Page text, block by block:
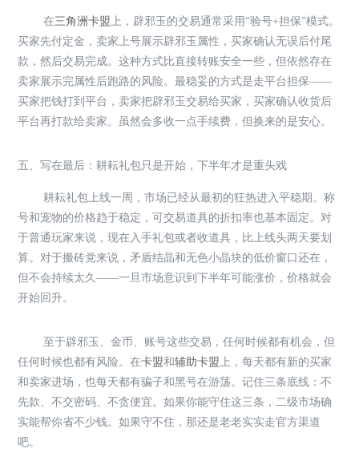
在三角洲卡盟上，辟邪玉的交易通常采用“验号+担保”模式。
买家先付定金，卖家上号展示辟邪玉属性，买家确认无误后付尾
款，然后交易完成。这种方式比直接转账安全一些，但依然存在
卖家展示完属性后跑路的风险。最稳妥的方式是走平台担保——
买家把钱打到平台，卖家把辟邪玉交易给买家，买家确认收货后
平台再打款给卖家。虽然会多收一点手续费，但换来的是安心。
五、写在最后：耕耘礼包只是开始，下半年才是重头戏
耕耘礼包上线一周，市场已经从最初的狂热进入平稳期。称
号和宠物的价格趋于稳定，可交易道具的折扣率也基本固定。对
于普通玩家来说，现在入手礼包或者收道具，比上线头两天要划
算。对于搬砖党来说，矛盾结晶和无色小晶块的低价窗口还在，
但不会持续太久——一旦市场意识到下半年可能涨价，价格就会
开始回升。
至于辟邪玉、金币、账号这些交易，任何时候都有机会，但
任何时候也都有风险。在卡盟和辅助卡盟上，每天都有新的买家
和卖家进场，也每天都有骗子和黑号在游荡。记住三条底线：不
先款、不交密码、不贪便宜。如果你能守住这三条，二级市场确
实能帮你省不少钱。如果守不住，那还是老老实实走官方渠道
吧。